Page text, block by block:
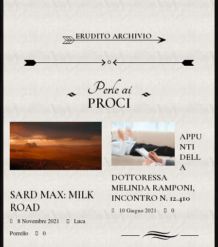
ERUDITO ARCHIVIO
Perle ai
PROCI
SARD MAX: MILK
ROAD
8 Novembre 2021
Luca
Porrello
0
APPU
NTI
DELL
A
DOTTORESSA
MELINDA RAMPONI,
INCONTRO N. 12.410
10 Giugno 2021 0